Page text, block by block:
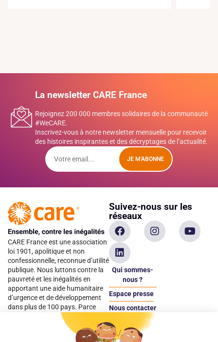
La newsletter CARE France
Rejoignez 200 000 membres solidaires de la communauté
#WeCARE.
Inscrivez-vous à notre newsletter mensuelle pour recevoir
des histoires inspirantes et des décryptages de l’actualité.
JE M'ABONNE
CARE France est une association
loi 1901, apolitique et non
confessionnelle, reconnue d’utilité
publique. Nous luttons contre la
pauvreté et les inégalités en
apportant une aide humanitaire
d’urgence et de développement
dans plus de 100 pays. Parce
qu’elles sont les premières
victimes des inégalités, CARE met
les femmes et les filles au cœur
Suivez-nous sur les
réseaux
Qui sommes-
nous ?
Espace presse
Nous contacter
Espace
donateur